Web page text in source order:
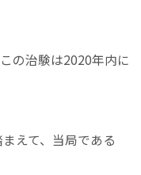
の治験は2020年内に
えて、当局である